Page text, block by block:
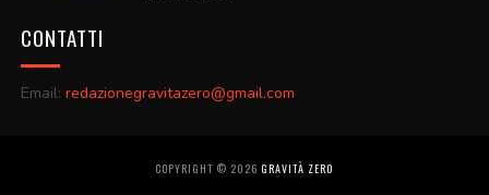
CONTATTI
Email: redazionegravitazero@gmail.com
COPYRIGHT © 2026GRAVITÀ ZERO